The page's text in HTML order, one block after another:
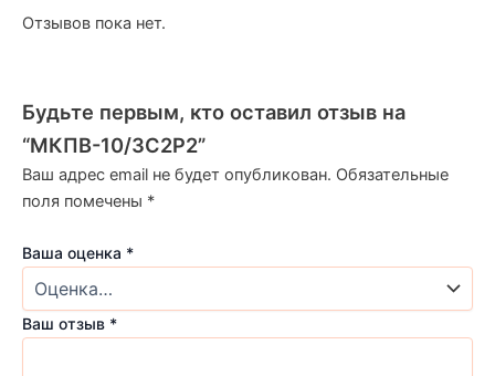
Отзывов пока нет.
Будьте первым, кто оставил отзыв на
“МКПВ-10/3С2Р2”
Ваш адрес email не будет опубликован. Обязательные
поля помечены *
Ваша оценка *
Ваш отзыв *